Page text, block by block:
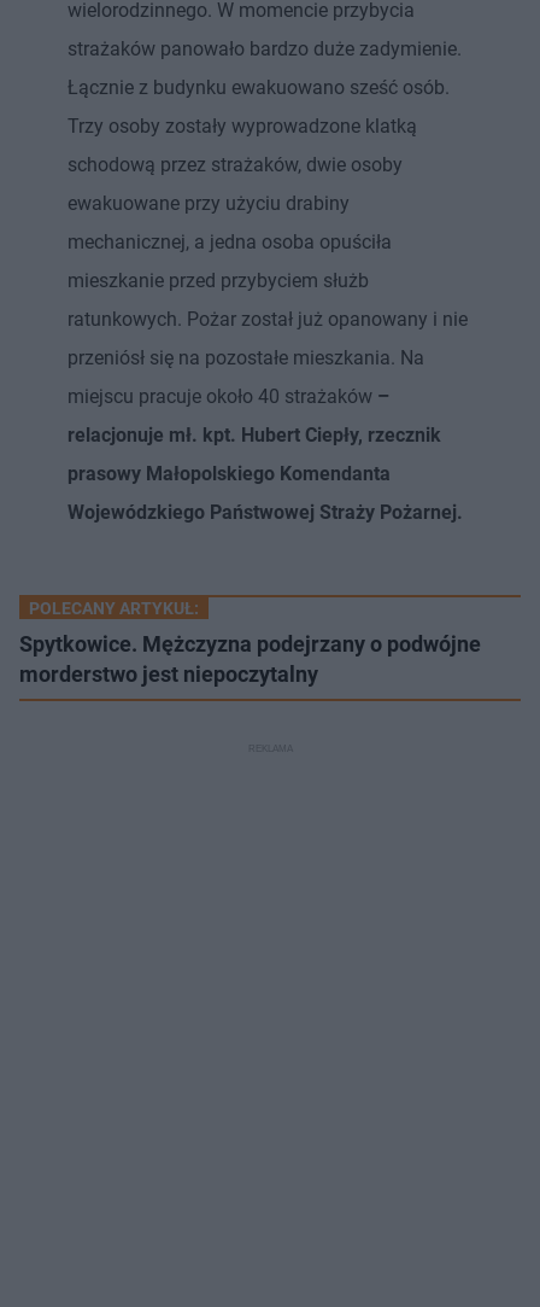
wielorodzinnego. W momencie przybycia
strażaków panowało bardzo duże zadymienie.
Łącznie z budynku ewakuowano sześć osób.
Trzy osoby zostały wyprowadzone klatką
schodową przez strażaków, dwie osoby
ewakuowane przy użyciu drabiny
mechanicznej, a jedna osoba opuściła
mieszkanie przed przybyciem służb
ratunkowych. Pożar został już opanowany i nie
przeniósł się na pozostałe mieszkania. Na
miejscu pracuje około 40 strażaków –
relacjonuje mł. kpt. Hubert Ciepły, rzecznik
prasowy Małopolskiego Komendanta
Wojewódzkiego Państwowej Straży Pożarnej.
POLECANY ARTYKUŁ:
Spytkowice. Mężczyzna podejrzany o podwójne
morderstwo jest niepoczytalny